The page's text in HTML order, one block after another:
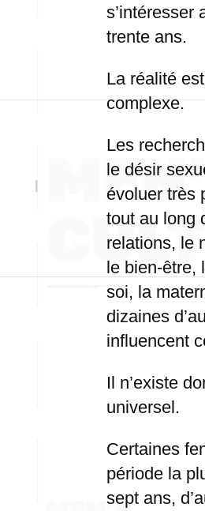
s’intéresser
trente ans.
La réalité
complexe.
Les
le désir
évoluer très
tout au long
relations, le
le bien-être,
soi, la
dizaines
influencent
Il n’existe
universel.
Certaines
période la
sept ans,